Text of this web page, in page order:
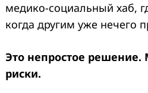
медико-социальный хаб,
когда другим уже нечего
Это непростое
риски.